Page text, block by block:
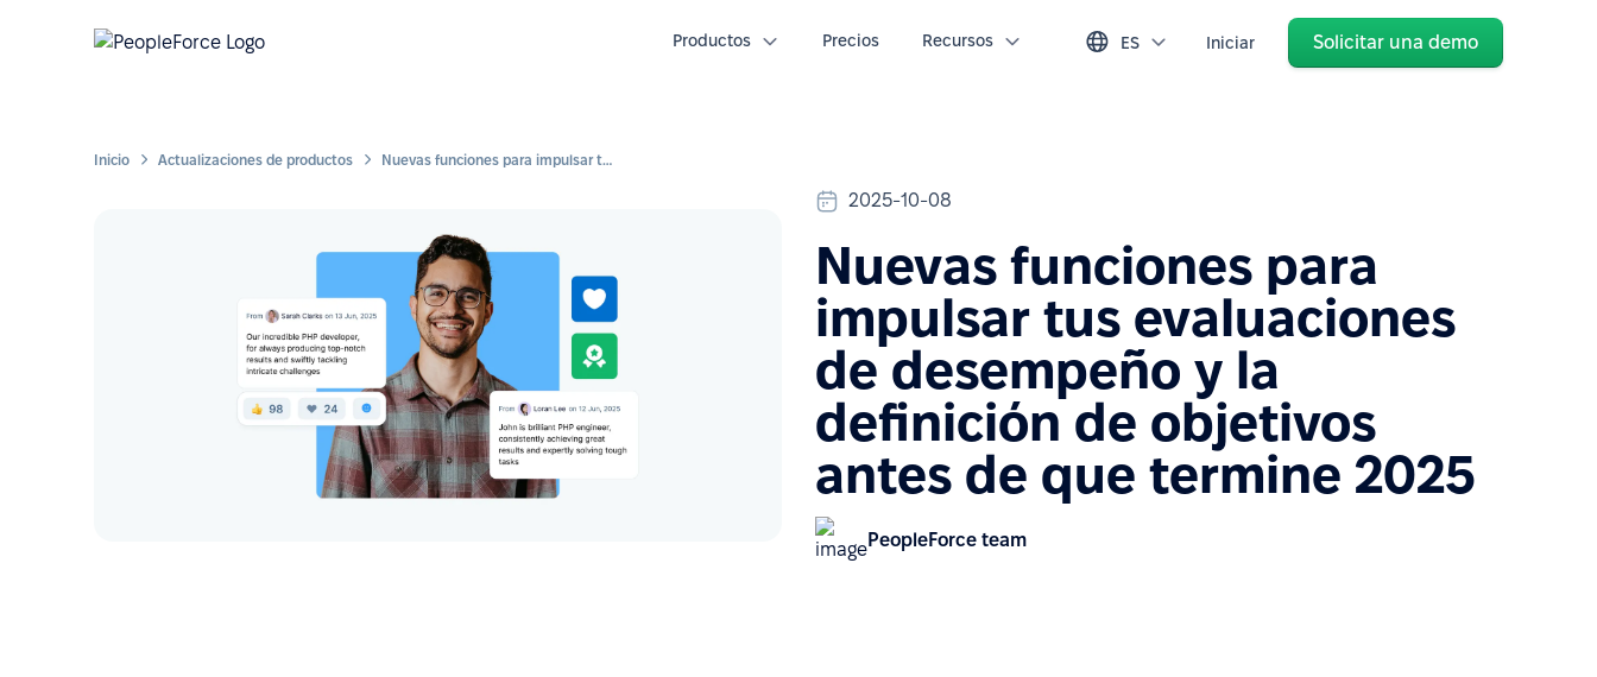
Productos Precios Recursos ES Iniciar Solicitar una demo
Inicio Actualizaciones de productos Nuevas funciones para impulsar tus evaluaciones de desempeño y la definición de objetivos antes de que termine 2025
2025-10-08
Nuevas funciones para
impulsar tus evaluaciones
de desempeño y la
definición de objetivos
antes de que termine 2025
PeopleForce team